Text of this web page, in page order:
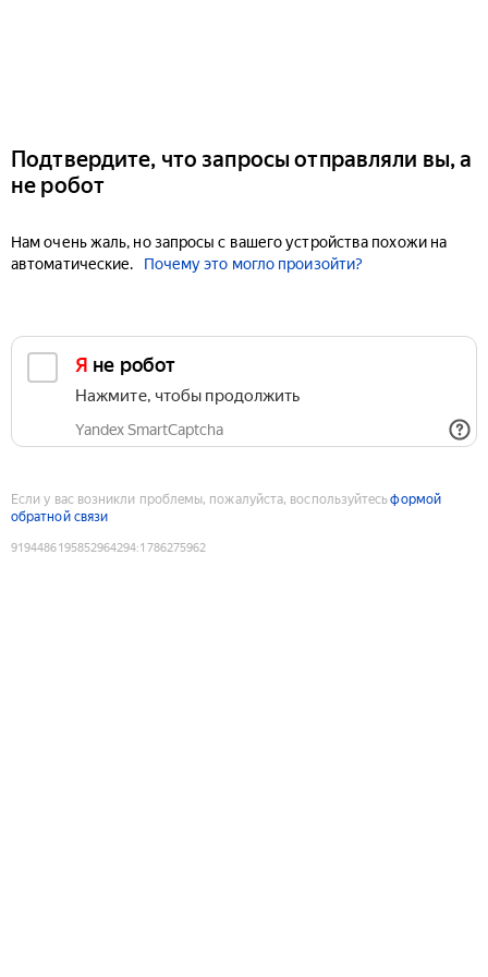
Подтвердите, что запросы отправляли вы, а
не робот
Нам очень жаль, но запросы с вашего устройства похожи на
автоматические.
Почему это могло произойти?
Я не робот
Нажмите, чтобы продолжить
Yandex SmartCaptcha
Если у вас возникли проблемы, пожалуйста, воспользуйтесьформой
обратной связи
9194486195852964294:1786275962